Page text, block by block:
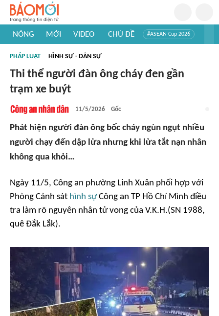
NÓNG MỚI VIDEO CHỦ ĐỀ #ASEAN Cup 2026
#Khám phá thế giới
PHÁP LUẬT HÌNH SỰ - DÂN SỰ
Thi thể người đàn ông cháy đen gần
trạm xe buýt
11/5/2026 Gốc
Phát hiện người đàn ông bốc cháy ngùn ngụt nhiều
người chạy đến dập lửa nhưng khi lửa tắt nạn nhân
không qua khỏi…
Ngày 11/5, Công an phường Linh Xuân phối hợp với
Phòng Cảnh sát hình sựCông an TP Hồ Chí Mình điều
tra làm rõ nguyên nhân tử vong của V.K.H.(SN 1988,
quê Đắk Lắk).